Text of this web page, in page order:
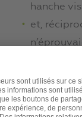
hanche
et,
Ces résultats,
confrères ont
Ils ont mené